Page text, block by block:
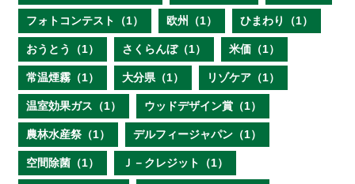
フォトコンテスト（1） 欧州（1） ひまわり（1）
おうとう（1） さくらんぼ（1） 米価（1）
常温煙霧（1） 大分県（1） リゾケア（1）
温室効果ガス（1） ウッドデザイン賞（1）
農林水産祭（1） デルフィージャパン（1）
空間除菌（1） Ｊ－クレジット（1）